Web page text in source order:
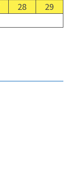
28
29